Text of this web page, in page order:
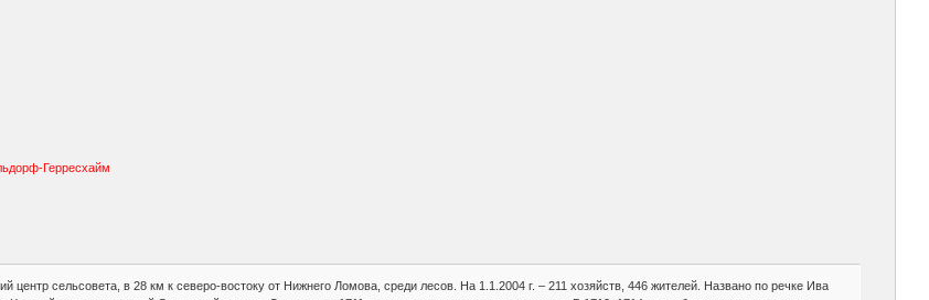
Герресхайм
центр сельсовета, в 28 км к северо-востоку от Нижнего Ломова, среди лесов. На 1.1.2004 г. – 211 хозяйств, 446 жителей. Названо по речке Ива